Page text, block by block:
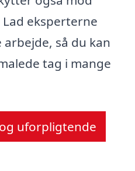
eksperterne
så du kan
tag i mange
uforpligtende